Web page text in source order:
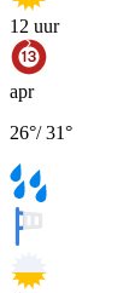
12 uur
apr
26°/31°